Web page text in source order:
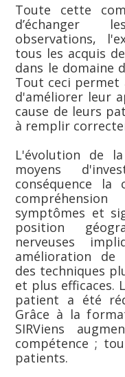
Toute cette
d’échanger
observations,
tous les acquis
dans le domaine
Tout ceci permet
d'améliorer leur
cause de leurs
à remplir
L'évolution de
moyens
conséquence la
symptômes et
position
nerveuses
amélioration de
des techniques
et plus efficaces.
patient a été
Grâce à la
SIRViens
compétence ;
patients.